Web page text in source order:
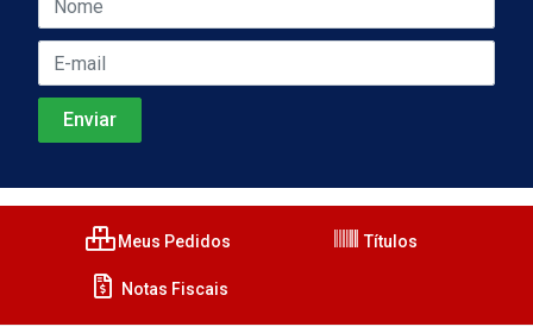
Meus Pedidos Títulos
Notas Fiscais